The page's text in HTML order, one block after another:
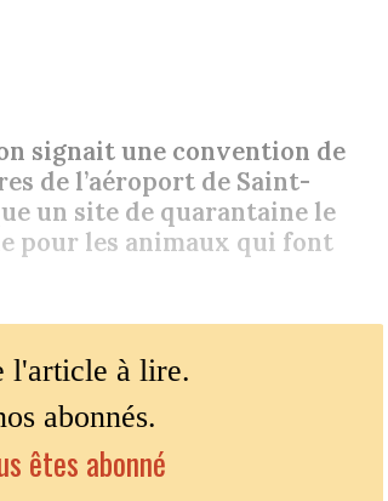
signait une convention de
de l’aéroport de Saint-
un site de quarantaine le
pour les animaux qui font
l'article à lire.
abonnés.
êtes abonné